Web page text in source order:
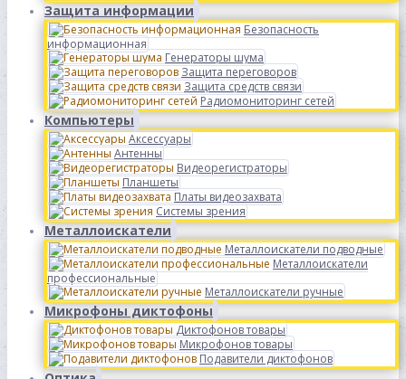
Защита информации
Безопасность
информационная
Генераторы шума
Защита переговоров
Защита средств связи
Радиомониторинг сетей
Компьютеры
Аксессуары
Антенны
Видеорегистраторы
Планшеты
Платы видеозахвата
Системы зрения
Металлоискатели
Металлоискатели подводные
Металлоискатели
профессиональные
Металлоискатели ручные
Микрофоны диктофоны
Диктофонов товары
Микрофонов товары
Подавители диктофонов